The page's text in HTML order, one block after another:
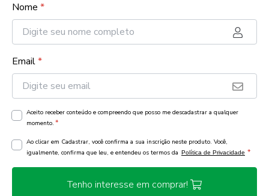
Nome *
Email*
Aceito receber conteúdo e compreendo que posso me descadastrar a qualquer
momento. *
Ao clicar em Cadastrar, você confirma a sua inscrição neste produto. Você,
igualmente, confirma que leu, e entendeu os termos da Política de Privacidade *
Tenho interesse em comprar!